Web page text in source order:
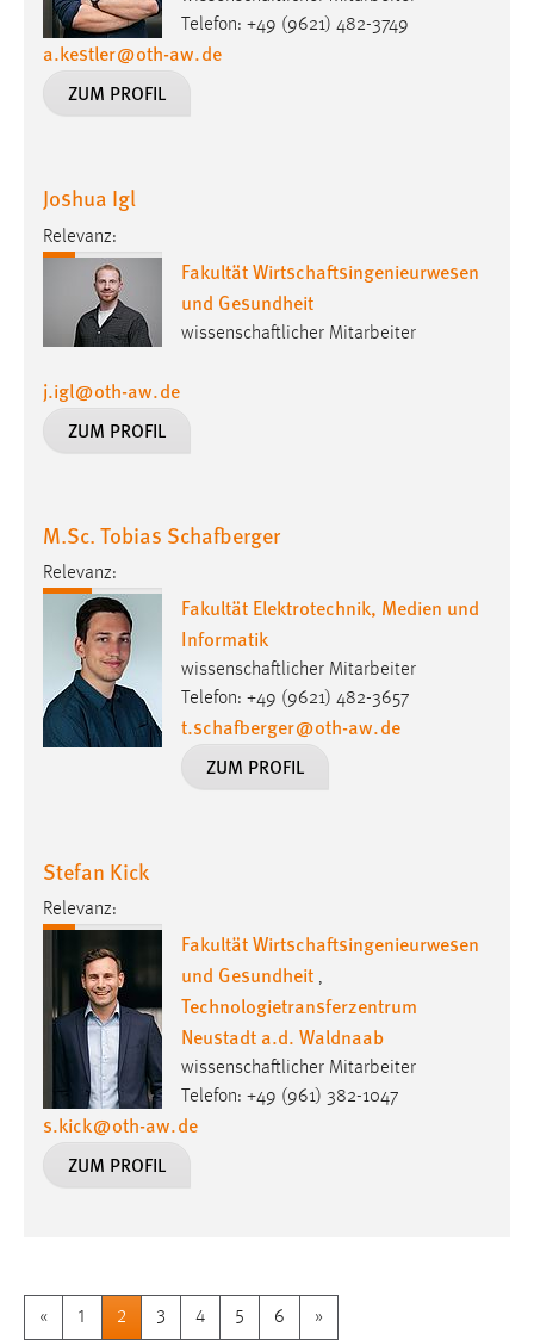
Telefon: +49 (9621) 482-3749
a.kestler@oth-aw.de
ZUM PROFIL
Joshua Igl
Relevanz:
Fakultät Wirtschaftsingenieurwesen
und Gesundheit
wissenschaftlicher Mitarbeiter
j.igl@oth-aw.de
ZUM PROFIL
M.Sc. Tobias Schafberger
Relevanz:
Fakultät Elektrotechnik, Medien und
Informatik
wissenschaftlicher Mitarbeiter
Telefon: +49 (9621) 482-3657
t.schafberger@oth-aw.de
ZUM PROFIL
Stefan Kick
Relevanz:
Fakultät Wirtschaftsingenieurwesen
und Gesundheit ,
Technologietransferzentrum
Neustadt a.d. Waldnaab
wissenschaftlicher Mitarbeiter
Telefon: +49 (961) 382-1047
s.kick@oth-aw.de
ZUM PROFIL
« 1 2 3 4 5 6 »